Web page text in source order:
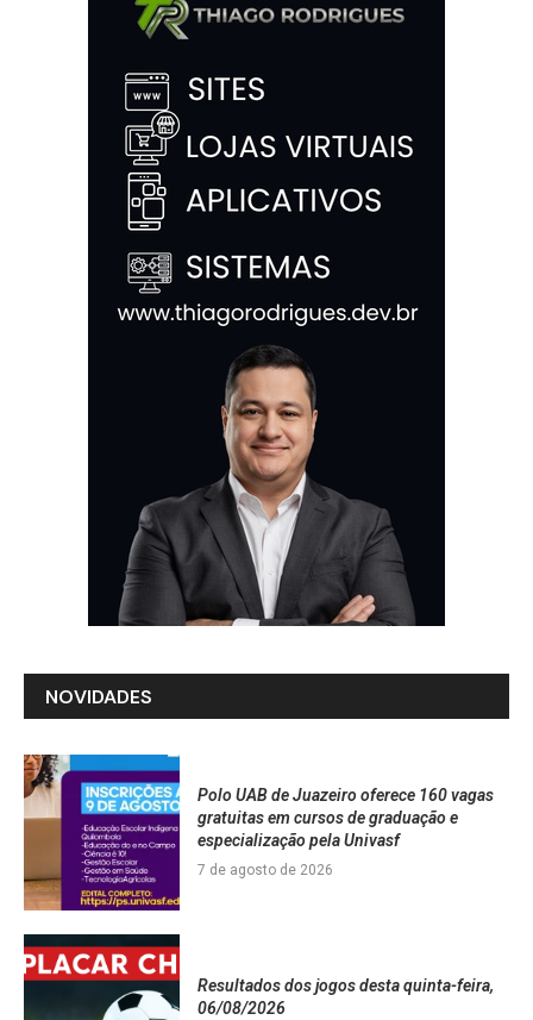
NOVIDADES
Polo UAB de Juazeiro oferece 160 vagas
gratuitas em cursos de graduação e
especialização pela Univasf
7 de agosto de 2026
Resultados dos jogos desta quinta-feira,
06/08/2026